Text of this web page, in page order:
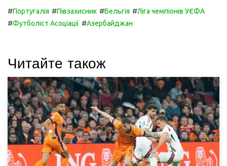
#Португалія #Півзахисник #Бельгія #Ліга чемпіонів УЄФА
#Футболіст Асоціації #Азербайджан
Читайте також